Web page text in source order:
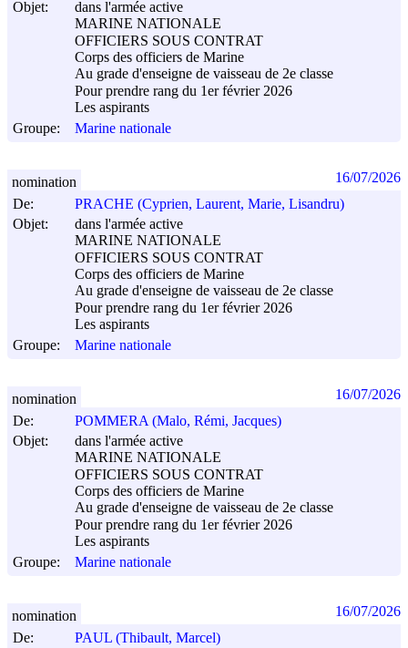
Objet:
dans l'armée active
MARINE NATIONALE
OFFICIERS SOUS CONTRAT
Corps des officiers de Marine
Au grade d'enseigne de vaisseau de 2e classe
Pour prendre rang du 1er février 2026
Les aspirants
Groupe:
Marine nationale
De:
PRACHE (Cyprien, Laurent, Marie, Lisandru)
Objet:
dans l'armée active
MARINE NATIONALE
OFFICIERS SOUS CONTRAT
Corps des officiers de Marine
Au grade d'enseigne de vaisseau de 2e classe
Pour prendre rang du 1er février 2026
Les aspirants
Groupe:
Marine nationale
nomination 16/07/2026
De:
POMMERA (Malo, Rémi, Jacques)
Objet:
dans l'armée active
MARINE NATIONALE
OFFICIERS SOUS CONTRAT
Corps des officiers de Marine
Au grade d'enseigne de vaisseau de 2e classe
Pour prendre rang du 1er février 2026
Les aspirants
Groupe:
Marine nationale
nomination 16/07/2026
De:
PAUL (Thibault, Marcel)
nomination 16/07/2026